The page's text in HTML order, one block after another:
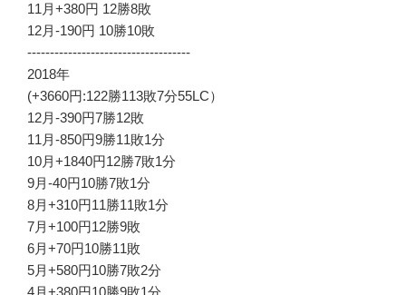
11月+380円 12勝8敗
12月-190円 10勝10敗
------------------------------------
2018年
(+3660円:122勝113敗7分55LC）
12月-390円7勝12敗
11月-850円9勝11敗1分
10月+1840円12勝7敗1分
9月-40円10勝7敗1分
8月+310円11勝11敗1分
7月+100円12勝9敗
6月+70円10勝11敗
5月+580円10勝7敗2分